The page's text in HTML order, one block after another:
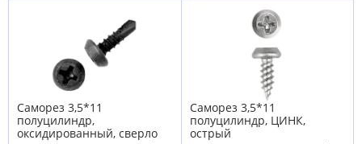
Саморез 3,5*11
полуцилиндр,
оксидированный, сверло
Саморез 3,5*11
полуцилиндр, ЦИНК,
острый